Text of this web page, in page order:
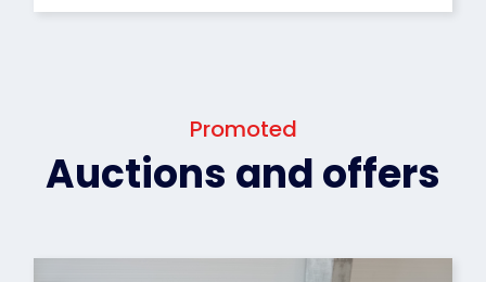
Promoted
Auctions and offers